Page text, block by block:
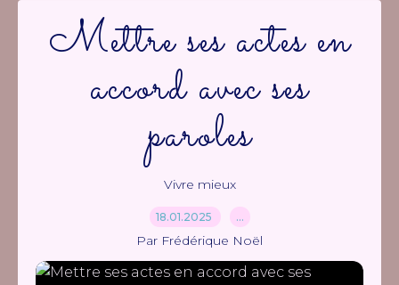
Mettre ses actes en
accord avec ses
paroles
Vivre mieux
18.01.2025 …
Par Frédérique Noël